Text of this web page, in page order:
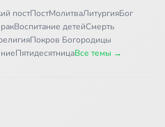
постПостМолитваЛитургияБог
Воспитание детейСмерть
Покров Богородицы
ПятидесятницаВсе темы →